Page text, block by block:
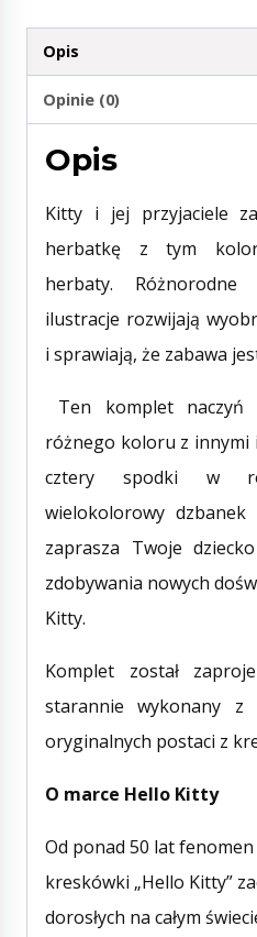
Opis
Opinie (0)
Opis
Kitty i jej przyjaciele
herbatkę z tym
herbaty.
ilustracje rozwijają
i sprawiają, że zabawa
Ten komplet naczyń
różnego koloru z innymi
cztery spodki w
wielokolorowy
zaprasza Twoje
zdobywania nowych
Kitty.
Komplet został
starannie wykonany z
oryginalnych postaci z
O marce Hello Kitty
Od ponad 50 lat
kreskówki „Hello Kitty”
dorosłych na całym